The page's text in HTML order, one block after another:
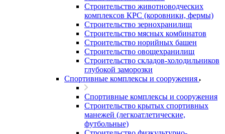
Строительство животноводческих
комплексов КРС (коровники, фермы)
Строительство зернохранилищ
Строительство мясных комбинатов
Строительство норийных башен
Строительство овощехранилищ
Строительство складов-холодильников
глубокой заморозки
Спортивные комплексы и сооружения
Спортивные комплексы и сооружения
Строительство крытых спортивных
манежей (легкоатлетические,
футбольные)